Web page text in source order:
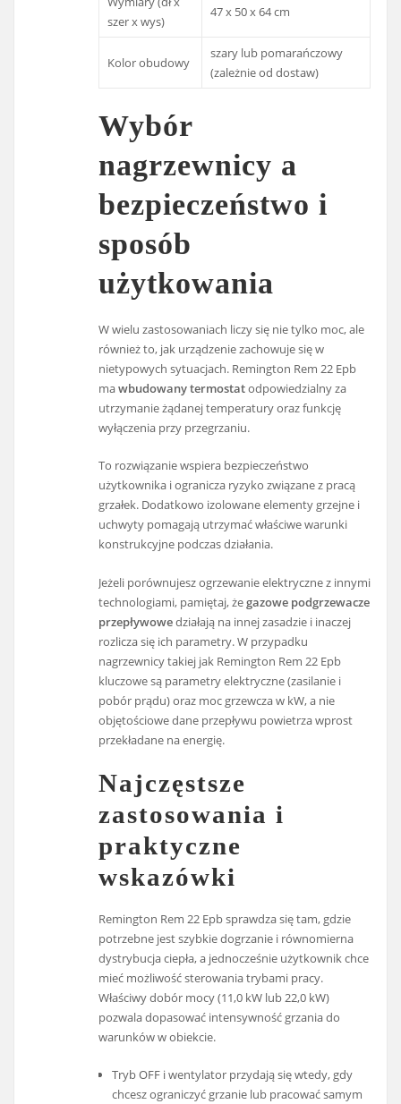
szer x wys)
47 x 50 x 64 cm
Kolor obudowy
szary lub pomarańczowy
(zależnie od dostaw)
Wybór
nagrzewnicy a
bezpieczeństwo i
sposób
użytkowania
W wielu zastosowaniach liczy się nie tylko moc, ale
również to, jak urządzenie zachowuje się w
nietypowych sytuacjach. Remington Rem 22 Epb
mawbudowany termostatodpowiedzialny za
utrzymanie żądanej temperatury oraz funkcję
wyłączenia przy przegrzaniu.
To rozwiązanie wspiera bezpieczeństwo
użytkownika i ogranicza ryzyko związane z pracą
grzałek. Dodatkowo izolowane elementy grzejne i
uchwyty pomagają utrzymać właściwe warunki
konstrukcyjne podczas działania.
Jeżeli porównujesz ogrzewanie elektryczne z innymi
technologiami, pamiętaj, żegazowe podgrzewacze
przepływowedziałają na innej zasadzie i inaczej
rozlicza się ich parametry. W przypadku
nagrzewnicy takiej jak Remington Rem 22 Epb
kluczowe są parametry elektryczne (zasilanie i
pobór prądu) oraz moc grzewcza w kW, a nie
objętościowe dane przepływu powietrza wprost
przekładane na energię.
Najczęstsze
zastosowania i
praktyczne
wskazówki
Remington Rem 22 Epb sprawdza się tam, gdzie
potrzebne jest szybkie dogrzanie i równomierna
dystrybucja ciepła, a jednocześnie użytkownik chce
mieć możliwość sterowania trybami pracy.
Właściwy dobór mocy (11,0 kW lub 22,0 kW)
pozwala dopasować intensywność grzania do
warunków w obiekcie.
Tryb OFF i wentylator przydają się wtedy, gdy
chcesz ograniczyć grzanie lub pracować samym